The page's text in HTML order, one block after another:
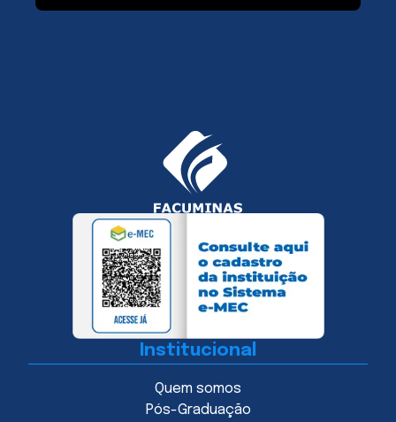
Institucional
Quem somos
Pós-Graduação